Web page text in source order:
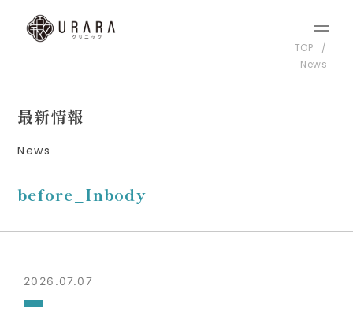
TOP
News
最新情報
News
before_Inbody
2026.07.07